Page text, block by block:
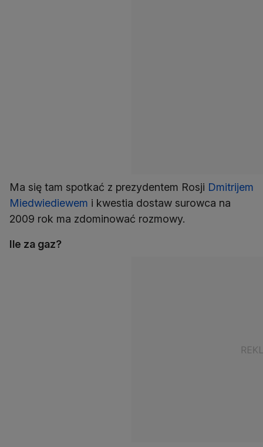
Ma się tam spotkać z prezydentem Rosji Dmitrijem
Miedwiediewem i kwestia dostaw surowca na
2009 rok ma zdominować rozmowy.
Ile za gaz?